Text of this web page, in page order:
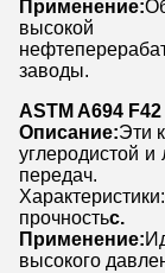
Применение:
высокой
заводы.
ASTM A694 F42
Описание:Эти
углеродистой
передач.
прочностьс.
Применение:
высокого